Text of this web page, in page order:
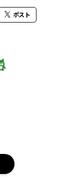
ポスト